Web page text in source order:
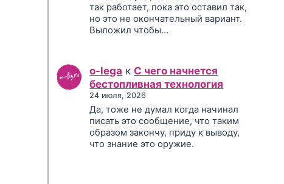
так работает, пока это оставил так,
но это не окончательный вариант.
Выложил чтобы…
o-lega к С чего начнется
бестопливная технология
24 июля, 2026
Да, тоже не думал когда начинал
писать это сообщение, что таким
образом закончу, приду к выводу,
что знание это оружие.